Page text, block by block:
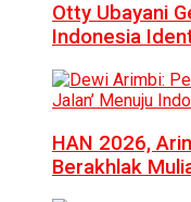
Otty Ubayani
Indonesia
HAN 2026,
Berakhlak